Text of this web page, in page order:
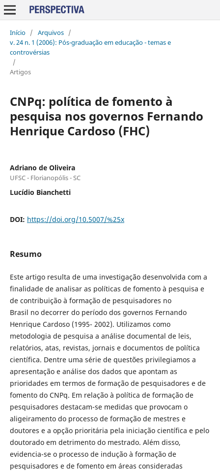
Início / Arquivos /
v. 24 n. 1 (2006): Pós-graduação em educação - temas e
controvérsias
/
Artigos
CNPq: política de fomento à
pesquisa nos governos Fernando
Henrique Cardoso (FHC)
Adriano de Oliveira
UFSC - Florianopólis - SC
Lucídio Bianchetti
DOI: https://doi.org/10.5007/%25x
Resumo
Este artigo resulta de uma investigação desenvolvida com a
finalidade de analisar as políticas de fomento à pesquisa e
de contribuição à formação de pesquisadores no
Brasil no decorrer do período dos governos Fernando
Henrique Cardoso (1995- 2002). Utilizamos como
metodologia de pesquisa a análise documental de leis,
relatórios, atas, revistas, jornais e documentos de política
científica. Dentre uma série de questões privilegiamos a
apresentação e análise dos dados que apontam as
prioridades em termos de formação de pesquisadores e de
fomento do CNPq. Em relação à política de formação de
pesquisadores destacam-se medidas que provocam o
aligeiramento do processo de formação de mestres e
doutores e a opção prioritária pela iniciação científica e pelo
doutorado em detrimento do mestrado. Além disso,
evidencia-se o processo de indução à formação de
pesquisadores e de fomento em áreas consideradas